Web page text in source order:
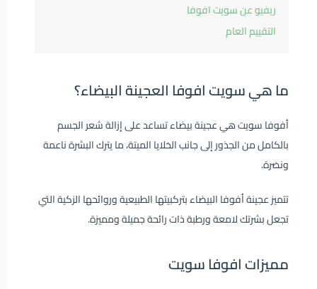
ريفيو عن سويت افوفا
التقييم العام
ما هي سويت افوفا العجينة البيضاء؟
أفوفا سويت هي عجينة بيضاء تساعد على إزالة شعر الجسم
بالكامل من الجذور إلى جانب الخلايا الميتة، ما يترك البشرة ناعمة
ونضرة.
تتميز عجينة أفوفا البيضاء بتركبيتها الطبيعية وروائحها الزكية التي
تجعل بشرتك لامعة ورطبة ذات رائحة جميلة ومميزة.
مميزات افوفا سويت